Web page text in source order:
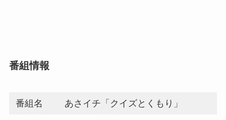
番組情報
番組名 あさイチ「クイズとくもり」